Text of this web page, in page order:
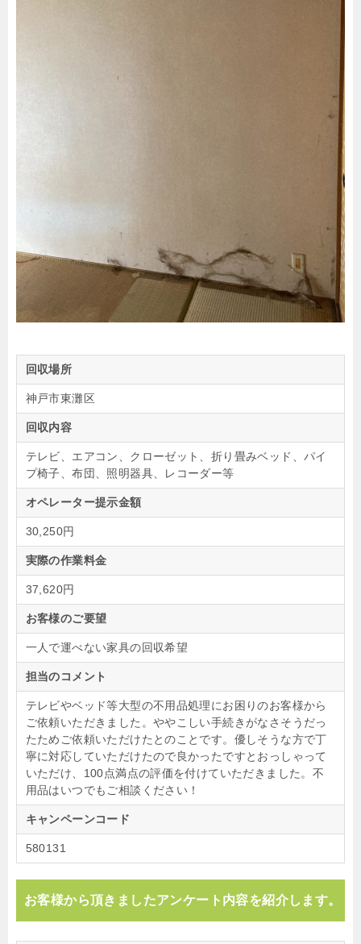
回収場所
神戸市東灘区
回収内容
テレビ、エアコン、クローゼット、折り畳みベッド、パイ
プ椅子、布団、照明器具、レコーダー等
オペレーター提示金額
30,250円
実際の作業料金
37,620円
お客様のご要望
一人で運べない家具の回収希望
担当のコメント
テレビやベッド等大型の不用品処理にお困りのお客様から
ご依頼いただきました。ややこしい手続きがなさそうだっ
たためご依頼いただけたとのことです。優しそうな方で丁
寧に対応していただけたので良かったですとおっしゃって
いただけ、100点満点の評価を付けていただきました。不
用品はいつでもご相談ください！
キャンペーンコード
580131
お客様から頂きましたアンケート内容を紹介します。